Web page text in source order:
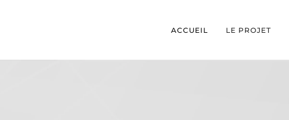
ACCUEIL LE PROJET